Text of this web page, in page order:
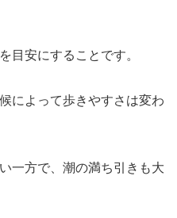
目安にすることです。
によって歩きやすさは変わ
一方で、潮の満ち引きも大